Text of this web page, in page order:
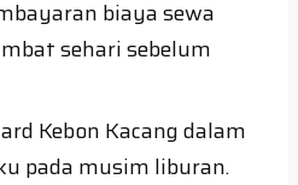
biaya sewa
sehari sebelum
Kebon Kacang dalam
pada musim liburan.